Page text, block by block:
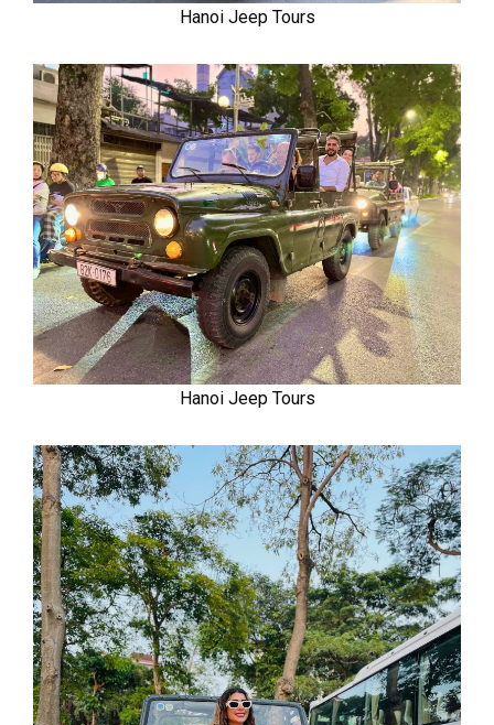
Hanoi Jeep Tours
Hanoi Jeep Tours